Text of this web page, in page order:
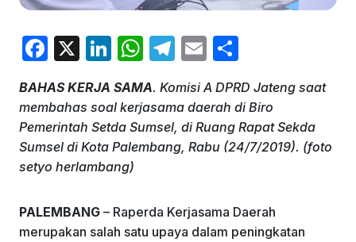
F
c
e
b
o
o
k
X
Li
k
e
dI
n
W
at
s
A
p
T
e
gr
a
E
ai
l
ar
e
BAHAS KERJA SAMA. Komisi A DPRD Jateng saat
membahas soal kerjasama daerah di Biro
Pemerintah Setda Sumsel, di Ruang Rapat Sekda
Sumsel di Kota Palembang, Rabu (24/7/2019). (foto
setyo herlambang)
PALEMBANG – Raperda Kerjasama Daerah
merupakan salah satu upaya dalam peningkatan